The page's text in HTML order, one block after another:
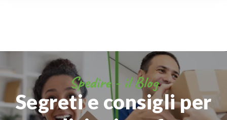
Spedire - il Blog
Segreti e consigli per